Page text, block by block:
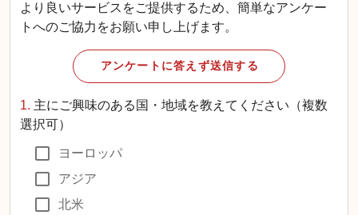
より良いサービスをご提供するため、簡単なアンケー
トへのご協力をお願い申し上げます。
アンケートに答えず送信する
1. 主にご興味のある国・地域を教えてください（複数
選択可）
ヨーロッパ
アジア
北米